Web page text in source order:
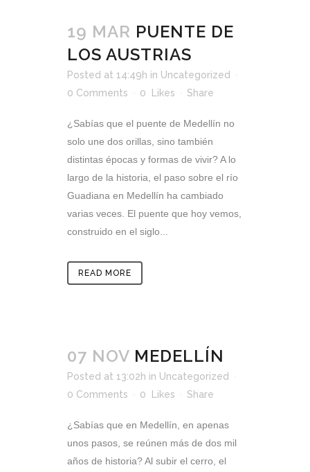
19 MAR PUENTE DE
LOS AUSTRIAS
Posted at 14:49h in Uncategorized
0 Comments
0 Likes Share
¿Sabías que el puente de Medellín no
solo une dos orillas, sino también
distintas épocas y formas de vivir? A lo
largo de la historia, el paso sobre el río
Guadiana en Medellín ha cambiado
varias veces. El puente que hoy vemos,
construido en el siglo...
READ MORE
07 NOV MEDELLÍN
Posted at 13:02h in Uncategorized
0 Comments
0 Likes Share
¿Sabías que en Medellín, en apenas
unos pasos, se reúnen más de dos mil
años de historia? Al subir el cerro, el